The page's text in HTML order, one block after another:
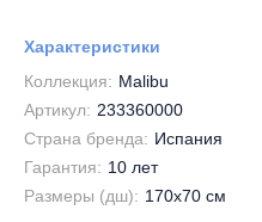
Характеристики
Коллекция: Malibu
Артикул: 233360000
Страна бренда: Испания
Гарантия: 10 лет
Размеры (дш): 170x70 см